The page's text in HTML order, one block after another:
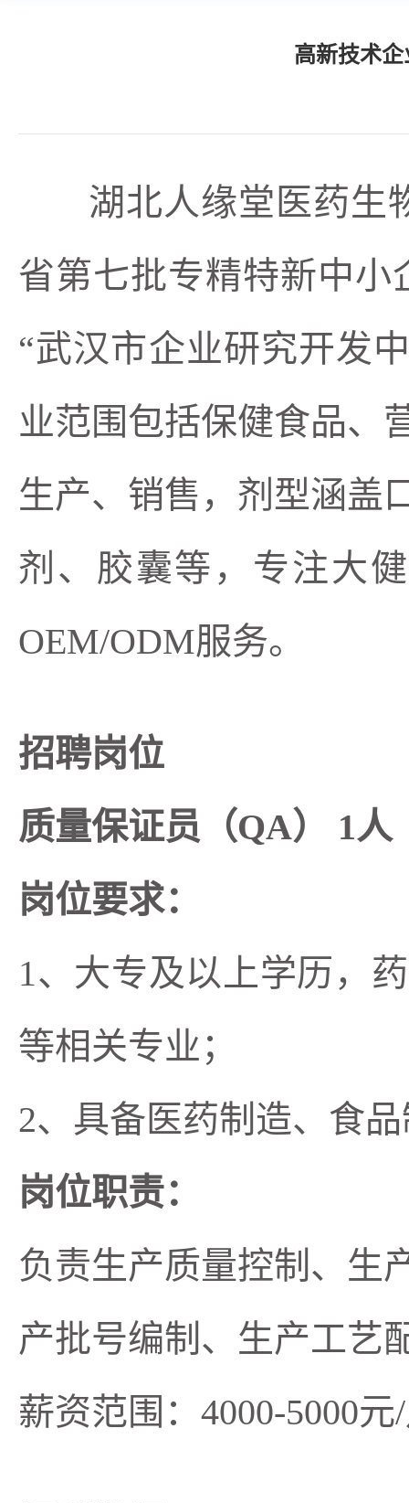
高新技术
湖北人缘堂医药生物
省第七批专精特新中小
“武汉市企业研究开发
业范围包括保健食品、
生产、销售，剂型涵盖
剂、胶囊等，专注大
OEM/ODM服务。
招聘岗位
质量保证员（QA） 1人
岗位要求：
1、大专及以上学历，
等相关专业；
2、具备医药制造、食
岗位职责：
负责生产质量控制、生
产批号编制、生产工艺
薪资范围：4000-5000元